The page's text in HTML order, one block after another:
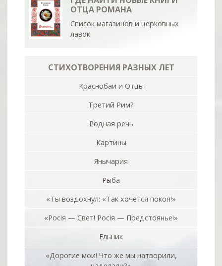
ОТЦА РОМАНА
Список магазинов и церковных
лавок
СТИХОТВОРЕНИЯ РАЗНЫХ ЛЕТ
Краснобаи и Отцы
Третий Рим?
Родная речь
Картины
Янычария
Рыба
«Ты воздохнул: «Так хочется покоя!»
«Росiя — Свет! Росiя — Предстоянье!»
Ельник
«Дорогие мои! Что же мы натворили,